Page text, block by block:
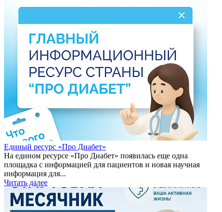
Единый ресурс «Про Диабет»
На едином ресурсе «Про Диабет» появилась еще одна
площадка с информацией для пациентов и новая научная
информация для...
Читать далее